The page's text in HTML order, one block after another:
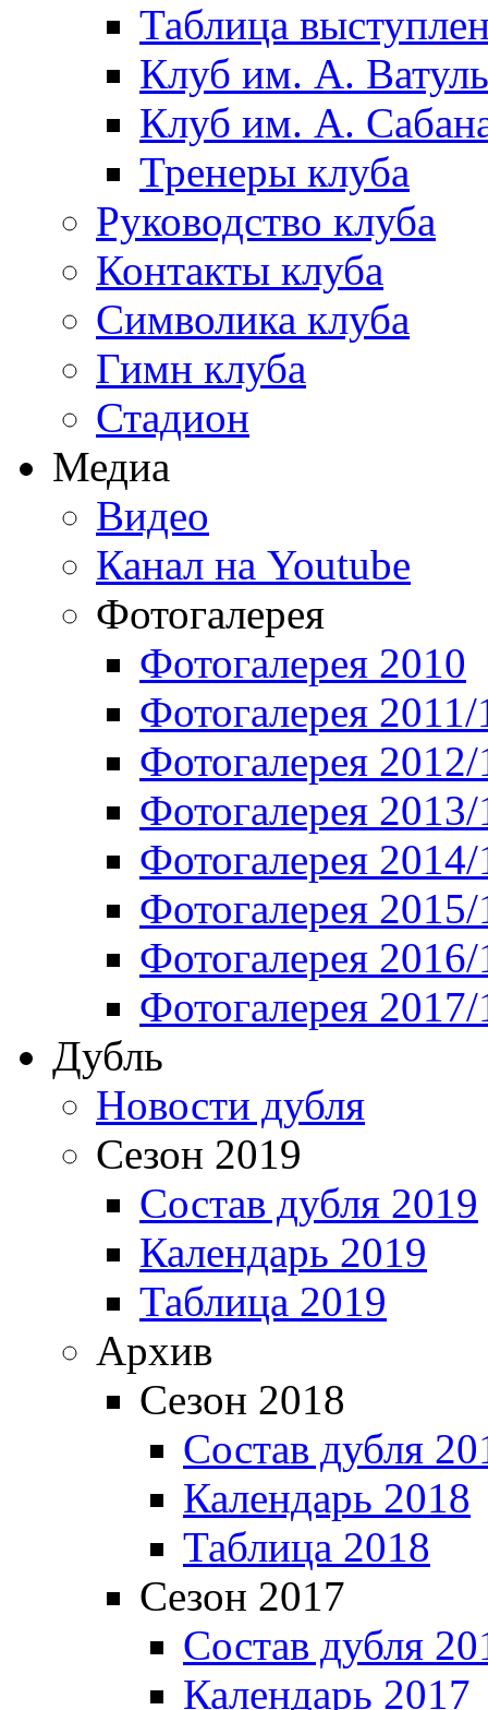
Таблица
Клуб им. А.
Клуб им. А.
Тренеры клуба
Руководство клуба
Контакты клуба
Символика клуба
Гимн клуба
Стадион
Медиа
Видео
Канал на Youtube
Фотогалерея
Фотогалерея 2010
Фотогалерея 2011/
Фотогалерея
Фотогалерея
Фотогалерея
Фотогалерея
Фотогалерея
Фотогалерея
Дубль
Новости дубля
Сезон 2019
Состав дубля 2019
Календарь 2019
Таблица 2019
Архив
Сезон 2018
Состав дубля
Календарь 2018
Таблица 2018
Сезон 2017
Состав дубля
Календарь 2017